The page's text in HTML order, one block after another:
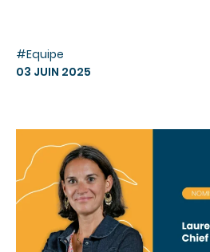
#Equipe
03 JUIN 2025